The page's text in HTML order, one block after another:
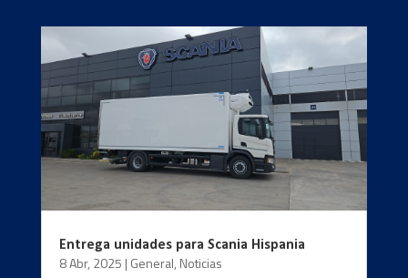
Entrega unidades para Scania Hispania
8 Abr, 2025 | General, Noticias